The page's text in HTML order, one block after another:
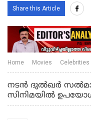
Share this Article
Home Movies Celebrities
നടൻ ദുൽഖർ
സിനിമയിൽ